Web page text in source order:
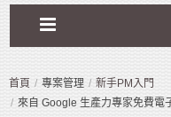
首頁 專案管理
新手PM入門
來自 Google 生產力專家免費電